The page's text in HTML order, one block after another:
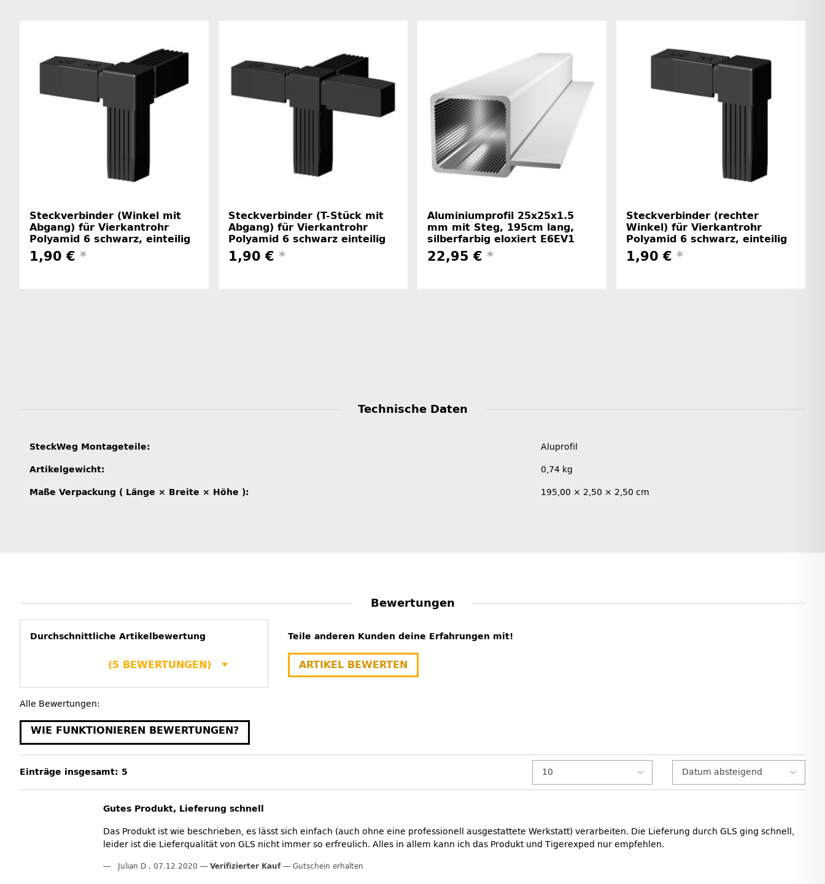
Steckverbinder (Winkel mit
Abgang) für Vierkantrohr
Polyamid 6 schwarz, einteilig
1,90 € *
Steckverbinder (T-Stück mit
Abgang) für Vierkantrohr
Polyamid 6 schwarz einteilig
1,90 € *
Aluminiumprofil 25x25x1.5
mm mit Steg, 195cm lang,
silberfarbig eloxiert E6EV1
22,95 € *
Steckverbinder (rechter
Winkel) für Vierkantrohr
Polyamid 6 schwarz, einteilig
1,90 € *
Technische Daten
Produkteigenschaft
Wert
SteckWeg Montageteile: Aluprofil
Artikelgewicht: 0,74 kg
Maße Verpackung ( Länge × Breite × Höhe ): 195,00 × 2,50 × 2,50 cm
Bewertungen
Durchschnittliche Artikelbewertung
(5 BEWERTUNGEN)
Teile anderen Kunden deine Erfahrungen mit!
ARTIKEL BEWERTEN
Alle Bewertungen:
WIE FUNKTIONIEREN BEWERTUNGEN?
Einträge insgesamt: 5
Gutes Produkt, Lieferung schnell
Das Produkt ist wie beschrieben, es lässt sich einfach (auch ohne eine professionell ausgestattete Werkstatt) verarbeiten. Die Lieferung durch GLS ging schnell,
leider ist die Lieferqualität von GLS nicht immer so erfreulich. Alles in allem kann ich das Produkt und Tigerexped nur empfehlen.
Julian D , 07.12.2020 Verifizierter Kauf Gutschein erhalten